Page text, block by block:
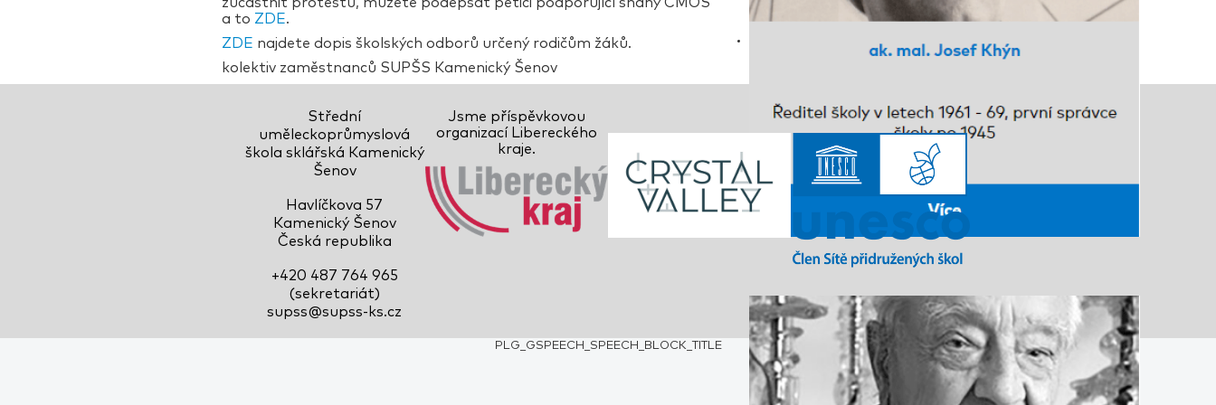
a to ZDE.
ZDE najdete dopis školských odborů určený rodičům žáků.
kolektiv zaměstnanců SUPŠS Kamenický Šenov
Střední
uměleckoprůmyslová
škola sklářská Kamenický
Šenov
Havlíčkova 57
Kamenický Šenov
Česká republika
+420 487 764 965
(sekretariát)
supss@supss-ks.cz
Jsme příspěvkovou
organizací Libereckého
kraje.
PLG_GSPEECH_SPEECH_BLOCK_TITLE